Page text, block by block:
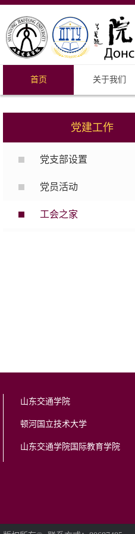
首页 关于我们
党建工作
党支部设置
党员活动
工会之家
山东交通学院
顿河国立技术大学
山东交通学院国际教育学院